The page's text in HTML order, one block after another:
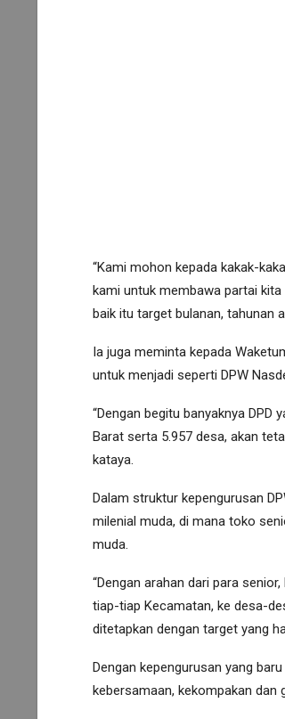
“Kami mohon kepada kakak-
kami untuk membawa partai kita
baik itu target bulanan, tahunan
Ia juga meminta kepada
untuk menjadi seperti DPW
“Dengan begitu banyaknya
Barat serta 5.957 desa, akan
kataya.
Dalam struktur kepengurusan
milenial muda, di mana toko
muda.
“Dengan arahan dari para
tiap-tiap Kecamatan, ke desa-
ditetapkan dengan target yang
Dengan kepengurusan yang
kebersamaan, kekompakan dan